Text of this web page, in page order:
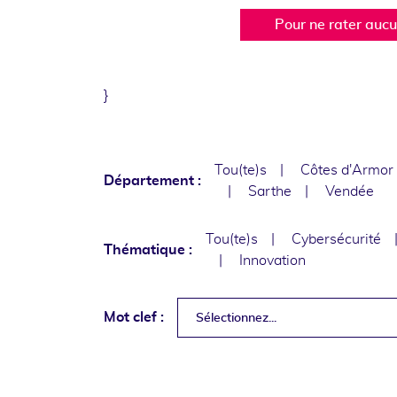
Pour ne rater
}
Département :
Tou(te)s
Côtes d'Armor
Sarthe
Vendée
Thématique :
Tou(te)s
Cybersécurité
Innovation
Mot clef : Sélectionnez...